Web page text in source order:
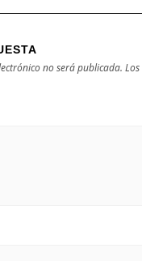
no será publicada.